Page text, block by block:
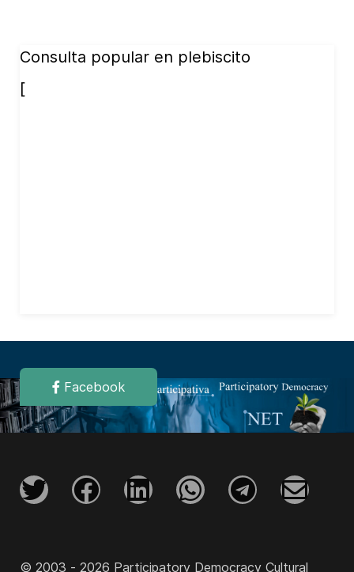
Consulta popular en plebiscito
[
Facebook
© 2003 - 2026 Participatory Democracy Cultural